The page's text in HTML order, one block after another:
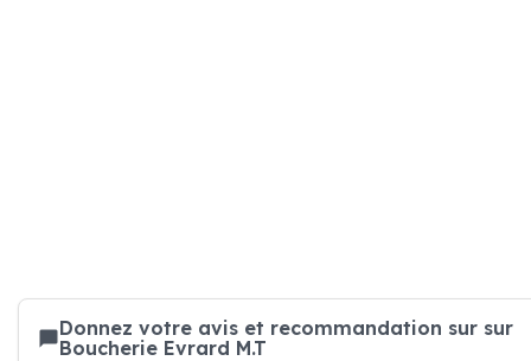
Donnez votre avis et recommandation sur sur
Boucherie Evrard M.T